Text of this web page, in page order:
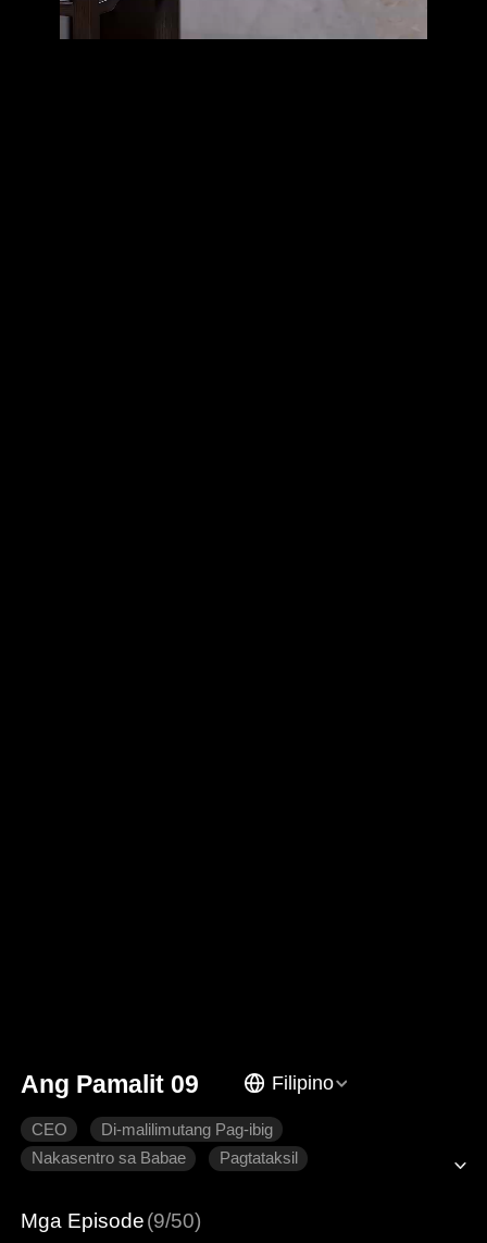
Ang Pamalit 09 Filipino
CEO
Di-malilimutang Pag-ibig
Nakasentro sa Babae
Pagtataksil
Mga Episode(9/50)